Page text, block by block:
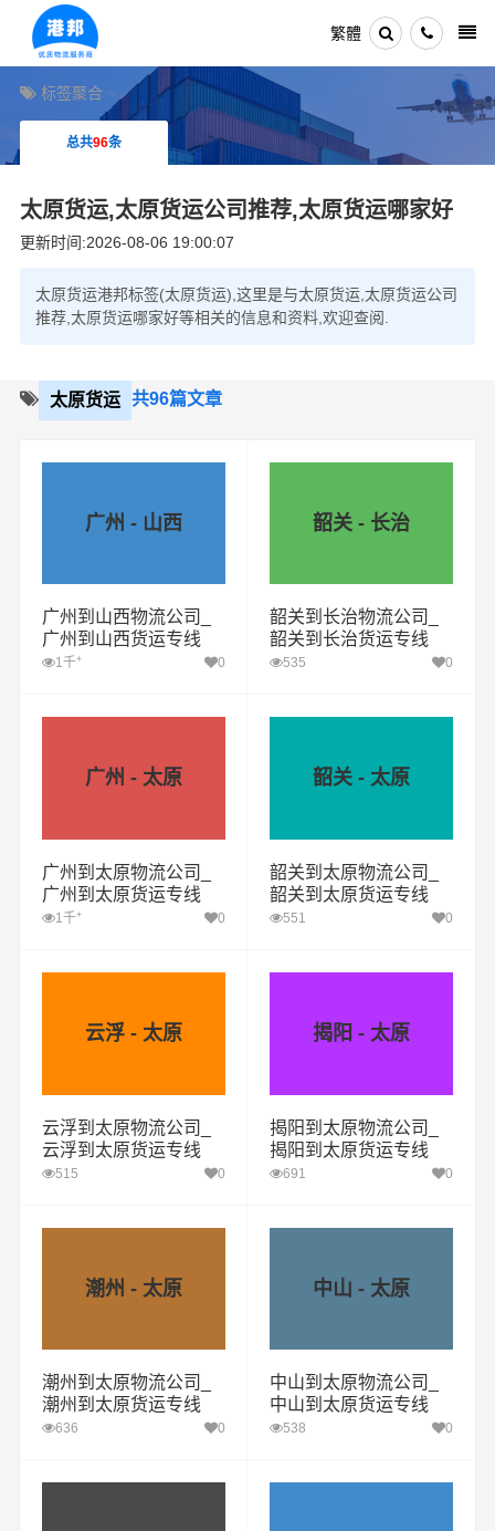
繁體
标签聚合
总共96条
太原货运,太原货运公司推荐,太原货运哪家好
更新时间:2026-08-06 19:00:07
太原货运港邦标签(太原货运),这里是与太原货运,太原货运公司
推荐,太原货运哪家好等相关的信息和资料,欢迎查阅.
太原货运 共96篇文章
广州 - 山西
广州到山西物流公司_
广州到山西货运专线
1千+ 0
韶关 - 长治
韶关到长治物流公司_
韶关到长治货运专线
535 0
广州 - 太原
广州到太原物流公司_
广州到太原货运专线
1千+ 0
韶关 - 太原
韶关到太原物流公司_
韶关到太原货运专线
551 0
云浮 - 太原
云浮到太原物流公司_
云浮到太原货运专线
515 0
揭阳 - 太原
揭阳到太原物流公司_
揭阳到太原货运专线
691 0
潮州 - 太原
潮州到太原物流公司_
潮州到太原货运专线
636 0
中山 - 太原
中山到太原物流公司_
中山到太原货运专线
538 0